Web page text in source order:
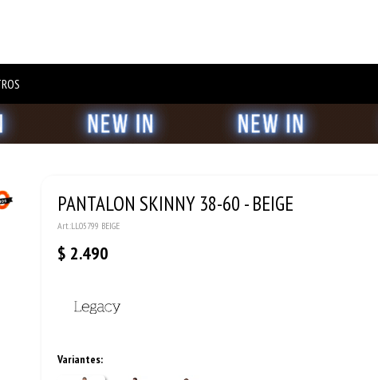
PANTALON SKINNY 38-60 - BEIGE
LL05799 BEIGE
$ 2.490
Variantes: